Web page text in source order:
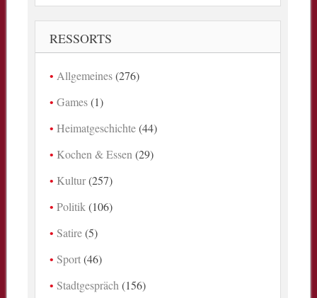
RESSORTS
Allgemeines(276)
Games(1)
Heimatgeschichte(44)
Kochen & Essen (29)
Kultur(257)
Politik (106)
Satire(5)
Sport(46)
Stadtgespräch (156)